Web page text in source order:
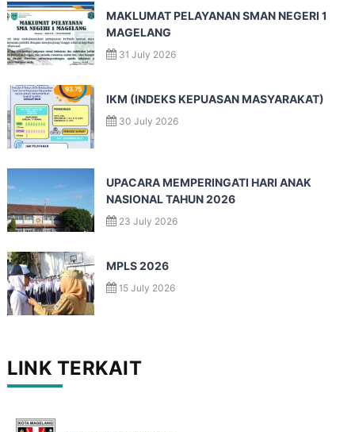
MAKLUMAT PELAYANAN SMAN NEGERI 1
MAGELANG
31 July 2026
IKM (INDEKS KEPUASAN MASYARAKAT)
30 July 2026
UPACARA MEMPERINGATI HARI ANAK
NASIONAL TAHUN 2026
23 July 2026
MPLS 2026
15 July 2026
LINK TERKAIT